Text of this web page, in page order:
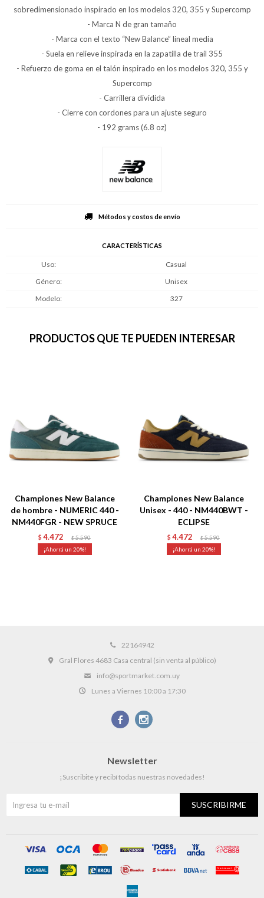
sobredimensionado inspirado en los modelos 320, 355 y Supercomp
- Marca N de gran tamaño
- Marca con el texto “New Balance” lineal media
- Suela en relieve inspirada en la zapatilla de trail 355
- Refuerzo de goma en el talón inspirado en los modelos 320, 355 y
Supercomp
- Carrillera dividida
- Cierre con cordones para un ajuste seguro
- 192 grams (6.8 oz)
Métodos y costos de envío
CARACTERÍSTICAS
Uso
Casual
Género
Unisex
Modelo
327
PRODUCTOS QUE TE PUEDEN INTERESAR
Championes New Balance
de hombre - NUMERIC 440 -
NM440FGR - NEW SPRUCE
$ 4.472 $ 5.590
20
Championes New Balance
Unisex - 440 - NM440BWT -
ECLIPSE
$ 4.472 $ 5.590
20
22164942
Gral Flores 4683 Casa central (sin venta al público)
info@sportmarket.com.uy
Lunes a Viernes 10:00 a 17:30
 
Newsletter
¡Suscribite y recibí todas nuestras novedades!
SUSCRIBIRME